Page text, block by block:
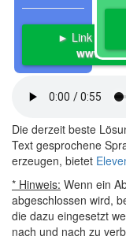
► Link zum
Die derzeit beste
Text gesprochene
erzeugen, bietet
* Hinweis: Wenn ein
abgeschlossen wird,
die dazu eingesetzt
nach und nach zu